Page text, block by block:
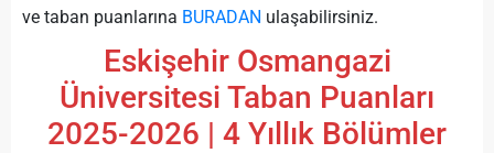
ve taban puanlarına BURADAN ulaşabilirsiniz.
Eskişehir Osmangazi
Üniversitesi Taban Puanları
2025-2026 | 4 Yıllık Bölümler